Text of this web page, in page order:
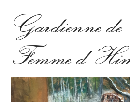
Gardienne de
Femme